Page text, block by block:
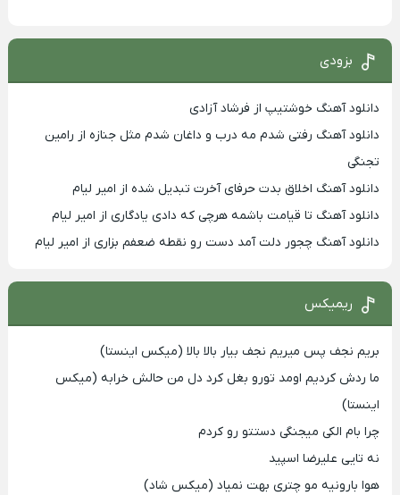
بزودی
دانلود آهنگ خوشتیپ از فرشاد آزادی
دانلود آهنگ رفتی شدم مه درب و داغان شدم مثل جنازه از رامین
تجنگی
دانلود آهنگ اخلاق بدت حرفای آخرت تبدیل شده از امیر لیام
دانلود آهنگ تا قیامت باشمه هرچی که دادی یادگاری از امیر لیام
دانلود آهنگ چجور دلت آمد دست رو نقطه ضعفم بزاری از امیر لیام
ریمیکس
بریم نجف پس میریم نجف بیار بالا بالا (میکس اینستا)
ما ردش کردیم اومد تورو بغل کرد دل من حالش خرابه (میکس
اینستا)
چرا بام الکی میجنگی دستتو رو کردم
نه تایی علیرضا اسپید
هوا بارونیه مو چتری بهت نمیاد (میکس شاد)